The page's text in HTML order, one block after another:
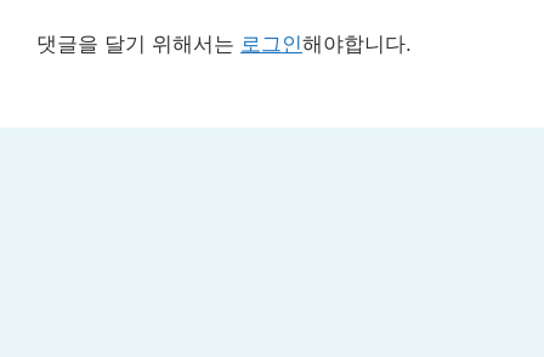
댓글을 달기 위해서는 로그인해야합니다.